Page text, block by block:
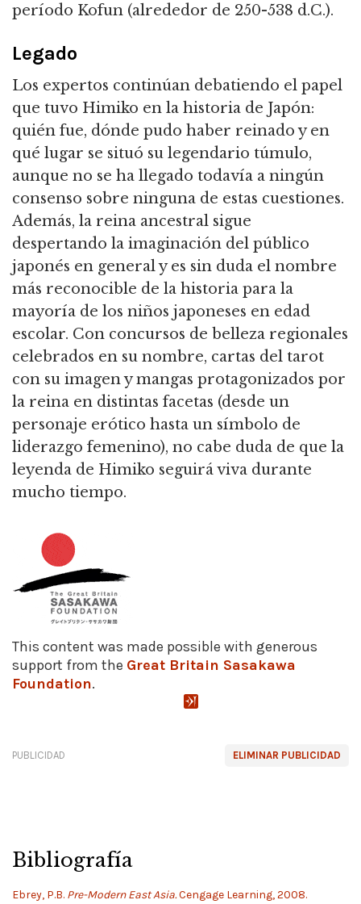
período Kofun (alrededor de 250-538 d.C.).
Legado
Los expertos continúan debatiendo el papel
que tuvo Himiko en la historia de Japón:
quién fue, dónde pudo haber reinado y en
qué lugar se situó su legendario túmulo,
aunque no se ha llegado todavía a ningún
consenso sobre ninguna de estas cuestiones.
Además, la reina ancestral sigue
despertando la imaginación del público
japonés en general y es sin duda el nombre
más reconocible de la historia para la
mayoría de los niños japoneses en edad
escolar. Con concursos de belleza regionales
celebrados en su nombre, cartas del tarot
con su imagen y mangas protagonizados por
la reina en distintas facetas (desde un
personaje erótico hasta un símbolo de
liderazgo femenino), no cabe duda de que la
leyenda de Himiko seguirá viva durante
mucho tiempo.
This content was made possible with generous
support from the Great Britain Sasakawa
Foundation.
ELIMINAR PUBLICIDAD
PUBLICIDAD
Bibliografía
Ebrey, P.B. Pre-Modern East Asia.Cengage Learning, 2008.